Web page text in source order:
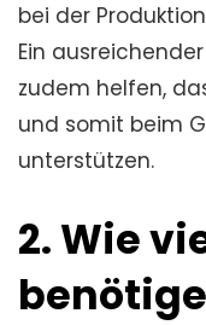
bei der
Ein
zudem helfen,
und somit beim
unterstützen.
2. Wie